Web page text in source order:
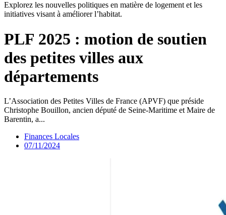
Explorez les nouvelles politiques en matière de logement et les
initiatives visant à améliorer l’habitat.
PLF 2025 : motion de soutien
des petites villes aux
départements
L’Association des Petites Villes de France (APVF) que préside
Christophe Bouillon, ancien député de Seine-Maritime et Maire de
Barentin, a...
Finances Locales
07/11/2024